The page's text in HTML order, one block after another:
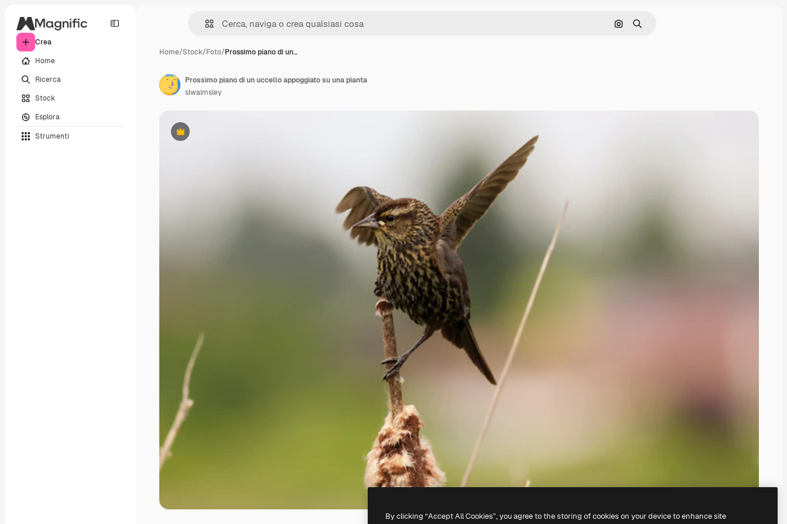
Crea
Home
Ricerca
Stock
Esplora
Strumenti
Cerca per immagine
Ricerca
Home/Stock/Foto/Prossimo piano di un…
Premium
Prossimo piano di un uccello appoggiato su una pianta
slwalmsley
By clicking “Accept All Cookies”, you agree to the storing of cookies on your device to enhance site